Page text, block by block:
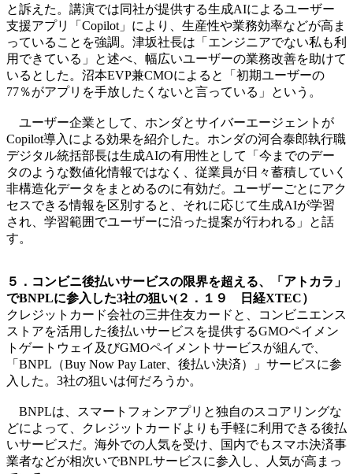
と訴えた。講演では同社が提供する生成AIによるユーザー
支援アプリ「Copilot」により、生産性や業務効率などが高ま
っていることを強調。津坂社長は「エンジニアでない私も利
用できている」と述べ、幅広いユーザーの業務改善を助けて
いるとした。沼本EVP兼CMOによると「初期ユーザーの
77％がアプリを手放したくないと言っている」という。
ユーザー企業として、ホンダとサイバーエージェントが
Copilot導入による効果を紹介した。ホンダの河合泰郎執行職
デジタル統括部長は生成AIの有用性として「今までのデー
タのような数値化情報ではなく、従業員が日々蓄積していく
非構造化データをまとめるのに有効だ。ユーザーごとにアク
セスできる情報を区別すると、それに応じて生成AIが学習
され、学習範囲でユーザーに沿った提案が行われる」と話
す。
５．コンビニ後払いサービスの限界を超える、「アトカラ」
でBNPLに参入した3社の狙い(２．１９ 日経XTEC）
クレジットカード会社の三井住友カードと、コンビニエンス
ストアを活用した後払いサービスを提供するGMOペイメン
トゲートウェイ及びGMOペイメントサービスが組んで、
「BNPL（Buy Now Pay Later、後払い決済）」サービスに参
入した。3社の狙いは何だろうか。
BNPLは、スマートフォンアプリと独自のスコアリングな
どによって、クレジットカードよりも手軽に利用できる後払
いサービスだ。海外での人気を受け、国内でもスマホ決済事
業者などが相次いでBNPLサービスに参入し、人気が高まっ